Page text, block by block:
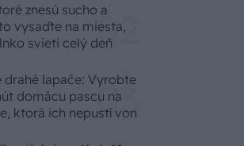
znesú sucho a
vysaďte na miesta,
svieti celý deň
drahé lapače: Vyrobte
domácu pascu na
ktorá ich nepustí von